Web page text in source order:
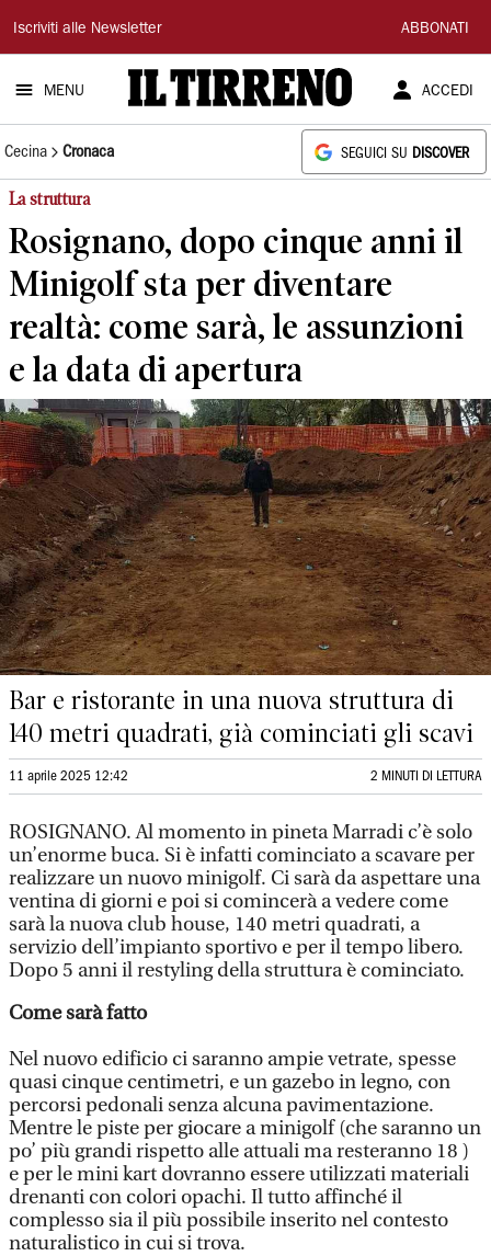
Il
Tirreno
Iscriviti alle Newsletter ABBONATI
MENU ACCEDI
Cecina Cronaca SEGUICI SU DISCOVER
La struttura
Rosignano, dopo cinque anni il
Minigolf sta per diventare
realtà: come sarà, le assunzioni
e la data di apertura
Bar e ristorante in una nuova struttura di
140 metri quadrati, già cominciati gli scavi
11 aprile 2025 12:42 2 MINUTI DI LETTURA
ROSIGNANO. Al momento in pineta Marradi c’è solo
un’enorme buca. Si è infatti cominciato a scavare per
realizzare un nuovo minigolf. Ci sarà da aspettare una
ventina di giorni e poi si comincerà a vedere come
sarà la nuova club house, 140 metri quadrati, a
servizio dell’impianto sportivo e per il tempo libero.
Dopo 5 anni il restyling della struttura è cominciato.
Come sarà fatto
Nel nuovo edificio ci saranno ampie vetrate, spesse
quasi cinque centimetri, e un gazebo in legno, con
percorsi pedonali senza alcuna pavimentazione.
Mentre le piste per giocare a minigolf (che saranno un
po’ più grandi rispetto alle attuali ma resteranno 18 )
e per le mini kart dovranno essere utilizzati materiali
drenanti con colori opachi. Il tutto affinché il
complesso sia il più possibile inserito nel contesto
naturalistico in cui si trova.